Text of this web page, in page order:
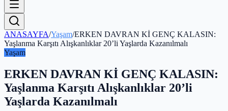
ANASAYFA/Yaşam/ERKEN DAVRAN Kİ GENÇ KALASIN:
Yaşlanma Karşıtı Alışkanlıklar 20’li Yaşlarda Kazanılmalı
Yaşam
ERKEN DAVRAN Kİ GENÇ KALASIN:
Yaşlanma Karşıtı Alışkanlıklar 20’li
Yaşlarda Kazanılmalı